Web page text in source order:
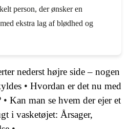
person, der ønsker en
ekstra lag af blødhed og
nederst højre side – nogen
• Hvordan er det nu med
• Kan man se hvem der ejer et
i vasketøjet: Årsager,